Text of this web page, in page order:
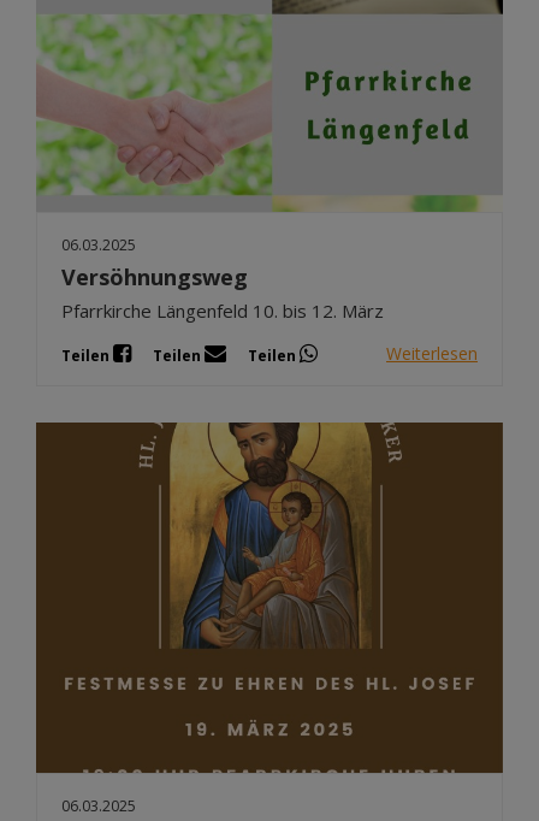
06.03.2025
Versöhnungsweg
Pfarrkirche Längenfeld 10. bis 12. März
Teilen Teilen Teilen Weiterlesen
06.03.2025